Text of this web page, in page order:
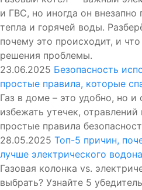
и ГВС, но иногда он внезапно
тепла и горячей воды.
почему это происходит, и
решения проблемы.
23.06.2025 Безопасность
простые правила, которые
Газ в доме – это удобно, но
избежать утечек,
простые правила
28.05.2025 Топ-5 причин,
лучше электрического
Газовая колонка vs.
выбрать? Узнайте 5